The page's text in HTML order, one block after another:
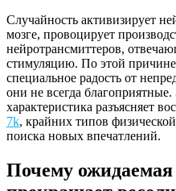
Случайность активизирует
мозге, провоцирует
нейротрансмиттеров,
стимуляцию. По этой
специальное радость от
они не всегда благоприятные.
характеристика разъясняет
7k, крайних типов
поиска новых впечатлений.
Почему